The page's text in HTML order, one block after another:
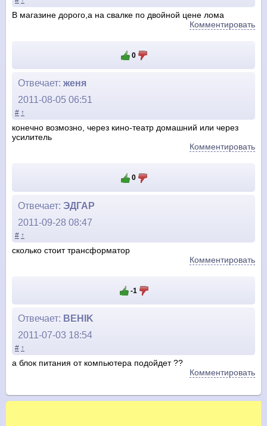
В магазине дорого,а на свалке по двойной цене лома
Комментировать
0
Отвечает: женя
2011-08-05 06:51
# ↑
конечно возмозно, через кино-театр домашний или через
усилитель
Комментировать
0
Отвечает: ЭДГАР
2011-09-28 08:47
# ↑
сколько стоит трансформатор
Комментировать
-1
Отвечает: BEHIK
2011-07-03 18:54
# ↑
а блок питания от компьютера подойдет ??
Комментировать